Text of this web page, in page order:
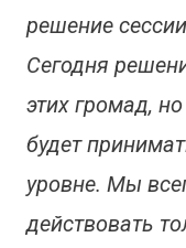
решение
Сегодня
этих громад,
будет
уровне. Мы
действовать